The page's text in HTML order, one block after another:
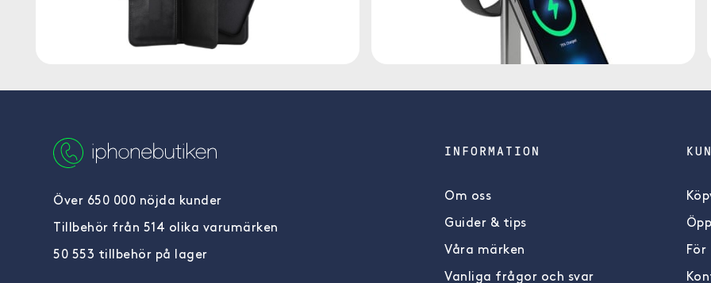
Över 650 000 nöjda kunder
Tillbehör från 514 olika varumärken
50 553 tillbehör på lager
INFORMATION
Om oss
Guider & tips
Våra märken
Vanliga frågor och svar